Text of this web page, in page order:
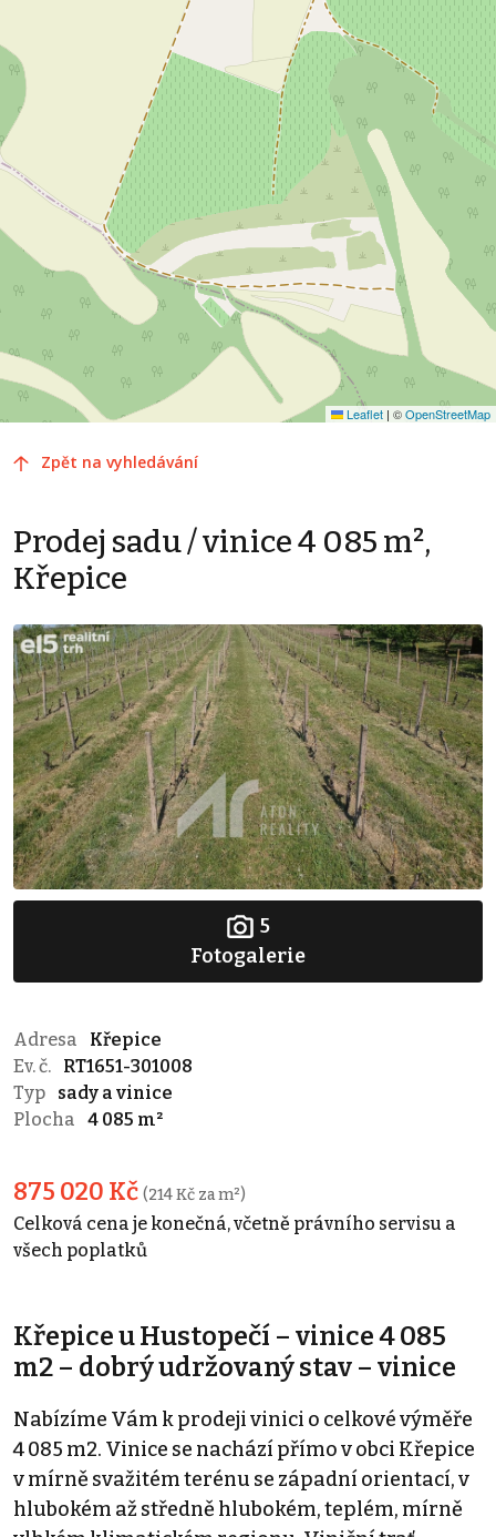
Leaflet | ©OpenStreetMap
Zpět na vyhledávání
Prodej sadu / vinice 4 085 m²,
Křepice
5
Fotogalerie
Adresa
Křepice
Ev. č.
RT1651-301008
Typ
sady a vinice
Plocha
4 085 m²
875 020 Kč (214 Kč za m²)
Celková cena je konečná, včetně právního servisu a
všech poplatků
Křepice u Hustopečí – vinice 4 085
m2 – dobrý udržovaný stav – vinice
Nabízíme Vám k prodeji vinici o celkové výměře
4 085 m2. Vinice se nachází přímo v obci Křepice
v mírně svažitém terénu se západní orientací, v
hlubokém až středně hlubokém, teplém, mírně